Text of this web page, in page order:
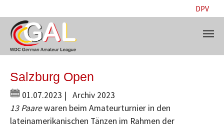
DPV
Salzburg Open
01.07.2023 | Archiv 2023
13 Paarewaren beim Amateurturnier in den
lateinamerikanischen Tänzen im Rahmen der